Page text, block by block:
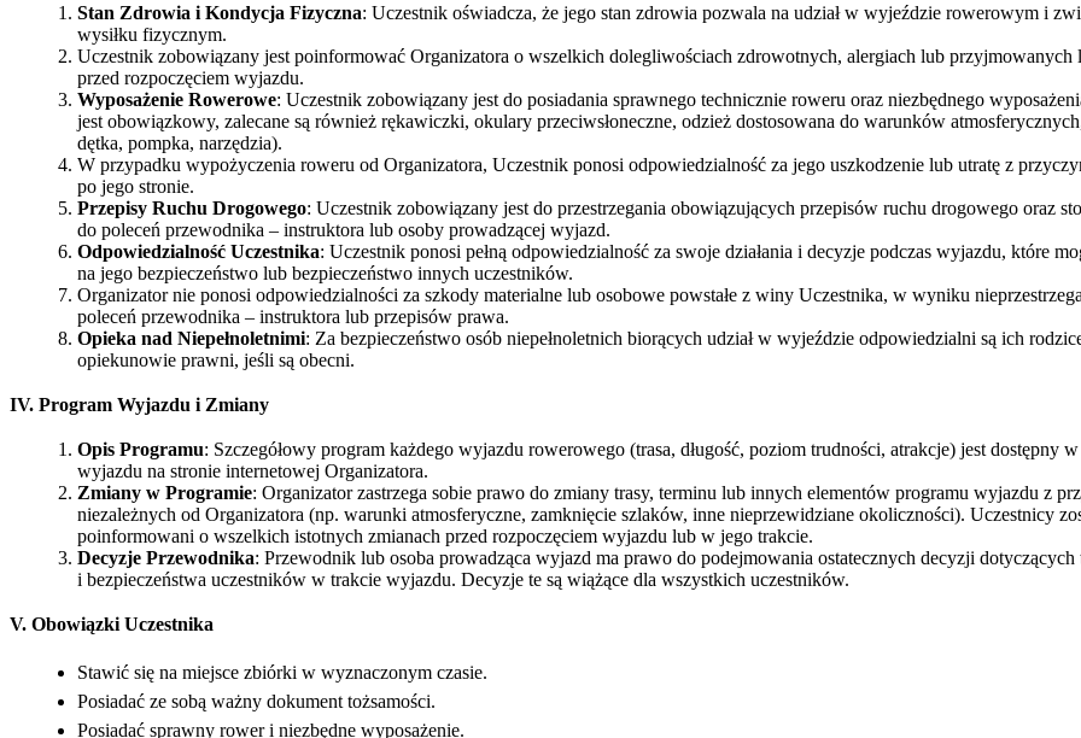
Stan Zdrowia i Kondycja Fizyczna: Uczestnik oświadcza, że jego stan zdrowia pozwala na udział w wyjeździe rowerowym i
wysiłku fizycznym.
Uczestnik zobowiązany jest poinformować Organizatora o wszelkich dolegliwościach zdrowotnych, alergiach lub przyjmowanych
przed rozpoczęciem wyjazdu.
Wyposażenie Rowerowe: Uczestnik zobowiązany jest do posiadania sprawnego technicznie roweru oraz niezbędnego
jest obowiązkowy, zalecane są również rękawiczki, okulary przeciwsłoneczne, odzież dostosowana do warunków
dętka, pompka, narzędzia).
W przypadku wypożyczenia roweru od Organizatora, Uczestnik ponosi odpowiedzialność za jego uszkodzenie lub utratę z
po jego stronie.
Przepisy Ruchu Drogowego: Uczestnik zobowiązany jest do przestrzegania obowiązujących przepisów ruchu drogowego oraz
do poleceń przewodnika – instruktora lub osoby prowadzącej wyjazd.
Odpowiedzialność Uczestnika: Uczestnik ponosi pełną odpowiedzialność za swoje działania i decyzje podczas wyjazdu, które
na jego bezpieczeństwo lub bezpieczeństwo innych uczestników.
Organizator nie ponosi odpowiedzialności za szkody materialne lub osobowe powstałe z winy Uczestnika, w wyniku
poleceń przewodnika – instruktora lub przepisów prawa.
Opieka nad Niepełnoletnimi: Za bezpieczeństwo osób niepełnoletnich biorących udział w wyjeździe odpowiedzialni są ich
opiekunowie prawni, jeśli są obecni.
IV. Program Wyjazdu i Zmiany
Opis Programu: Szczegółowy program każdego wyjazdu rowerowego (trasa, długość, poziom trudności, atrakcje) jest dostępny
wyjazdu na stronie internetowej Organizatora.
Zmiany w Programie: Organizator zastrzega sobie prawo do zmiany trasy, terminu lub innych elementów programu wyjazdu z
niezależnych od Organizatora (np. warunki atmosferyczne, zamknięcie szlaków, inne nieprzewidziane okoliczności). Uczestnicy
poinformowani o wszelkich istotnych zmianach przed rozpoczęciem wyjazdu lub w jego trakcie.
Decyzje Przewodnika: Przewodnik lub osoba prowadząca wyjazd ma prawo do podejmowania ostatecznych decyzji dotyczących
i bezpieczeństwa uczestników w trakcie wyjazdu. Decyzje te są wiążące dla wszystkich uczestników.
V. Obowiązki Uczestnika
Stawić się na miejsce zbiórki w wyznaczonym czasie.
Posiadać ze sobą ważny dokument tożsamości.
Posiadać sprawny rower i niezbędne wyposażenie.